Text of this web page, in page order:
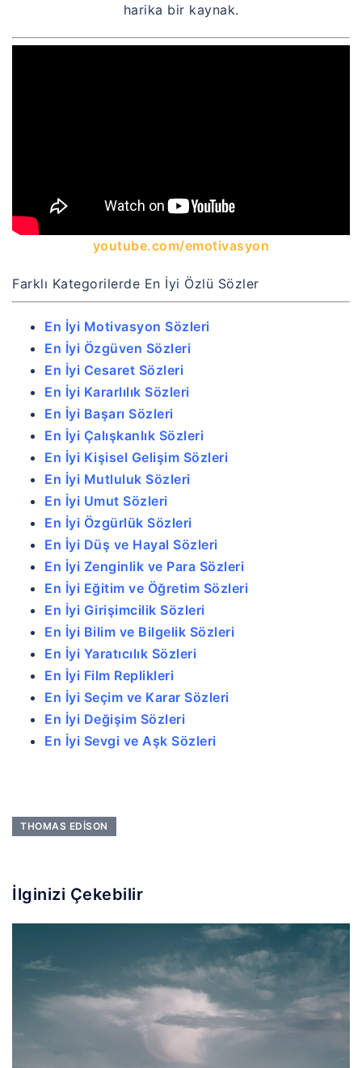
harika bir kaynak.
youtube.com/emotivasyon
Farklı Kategorilerde En İyi Özlü Sözler
En İyi Motivasyon Sözleri
En İyi Özgüven Sözleri
En İyi Cesaret Sözleri
En İyi Kararlılık Sözleri
En İyi Başarı Sözleri
En İyi Çalışkanlık Sözleri
En İyi Kişisel Gelişim Sözleri
En İyi Mutluluk Sözleri
En İyi Umut Sözleri
En İyi Özgürlük Sözleri
En İyi Düş ve Hayal Sözleri
En İyi Zenginlik ve Para Sözleri
En İyi Eğitim ve Öğretim Sözleri
En İyi Girişimcilik Sözleri
En İyi Bilim ve Bilgelik Sözleri
En İyi Yaratıcılık Sözleri
En İyi Film Replikleri
En İyi Seçim ve Karar Sözleri
En İyi Değişim Sözleri
En İyi Sevgi ve Aşk Sözleri
THOMAS EDISON
İlginizi Çekebilir